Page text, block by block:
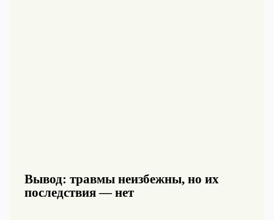
Вывод: травмы неизбежны, но их
последствия — нет